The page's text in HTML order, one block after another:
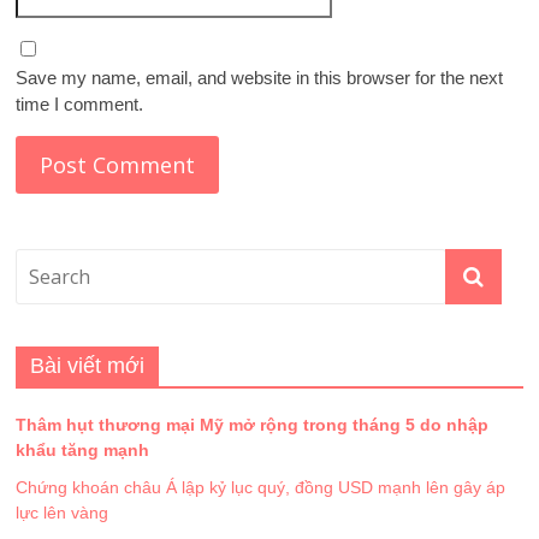
Save my name, email, and website in this browser for the next
time I comment.
Bài viết mới
Thâm hụt thương mại Mỹ mở rộng trong tháng 5 do nhập
khẩu tăng mạnh
Chứng khoán châu Á lập kỷ lục quý, đồng USD mạnh lên gây áp
lực lên vàng